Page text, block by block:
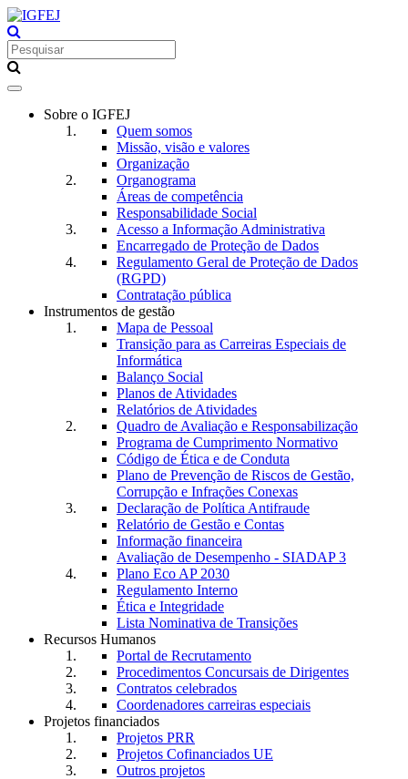
Toggle
navigationSobre o IGFEJ
Quem somos
Missão, visão e valores
Organização
Organograma
Áreas de competência
Responsabilidade Social
Acesso a Informação Administrativa
Encarregado de Proteção de Dados
Regulamento Geral de Proteção de Dados
(RGPD)
Contratação pública
Instrumentos de gestão
Mapa de Pessoal
Transição para as Carreiras Especiais de
Informática
Balanço Social
Planos de Atividades
Relatórios de Atividades
Quadro de Avaliação e Responsabilização
Programa de Cumprimento Normativo
Código de Ética e de Conduta
Plano de Prevenção de Riscos de Gestão,
Corrupção e Infrações Conexas
Declaração de Política Antifraude
Relatório de Gestão e Contas
Informação financeira
Avaliação de Desempenho - SIADAP 3
Plano Eco AP 2030
Regulamento Interno
Ética e Integridade
Lista Nominativa de Transições
Recursos Humanos
Portal de Recrutamento
Procedimentos Concursais de Dirigentes
Contratos celebrados
Coordenadores carreiras especiais
Projetos financiados
Projetos PRR
Projetos Cofinanciados UE
Outros projetos